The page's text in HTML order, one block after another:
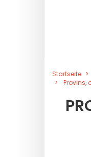
Startseite
Provins,